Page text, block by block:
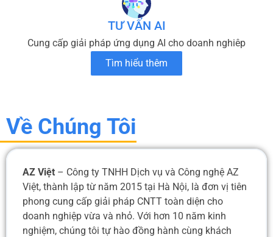
TƯ VẤN AI
Cung cấp giải pháp ứng dụng AI cho doanh nghiêp
Tìm hiểu thêm
Về Chúng Tôi
AZ Việt – Công ty TNHH Dịch vụ và Công nghệ AZ
Việt, thành lập từ năm 2015 tại Hà Nội, là đơn vị tiên
phong cung cấp giải pháp CNTT toàn diện cho
doanh nghiệp vừa và nhỏ. Với hơn 10 năm kinh
nghiệm, chúng tôi tự hào đồng hành cùng khách